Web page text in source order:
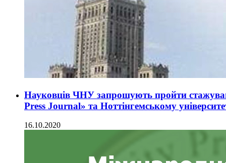
Науковців ЧНУ запрошують пройти
Press Journal» та Ноттінгемському
16.10.2020